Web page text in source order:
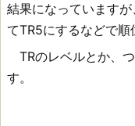
結果になっています
てTR5にするなどで順
TRのレベルとか、
す。